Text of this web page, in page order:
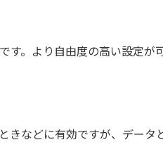
す。より自由度の高い設定
などに有効ですが、データ